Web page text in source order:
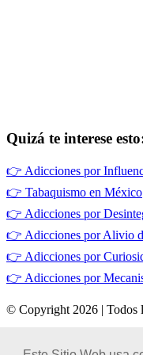
Quizá te interese
👉 Adicciones por
👉 Tabaquismo en México
👉 Adicciones por
👉 Adicciones por Alivio
👉 Adicciones por
👉 Adicciones por
© Copyright 2026 | Todos